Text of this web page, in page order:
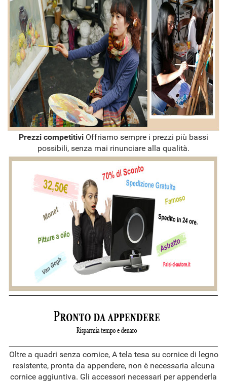
Prezzi competitivi Offriamo sempre i prezzi più bassi
possibili, senza mai rinunciare alla qualità.
Oltre a quadri senza cornice, A tela tesa su cornice di legno
resistente, pronta da appendere, non è necessaria alcuna
cornice aggiuntiva. Gli accessori necessari per appenderla